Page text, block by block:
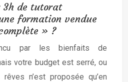
3h de tutorat
formation vendue
» ?
par les bienfaits de
votre budget est serré, ou
n’est proposée qu’en